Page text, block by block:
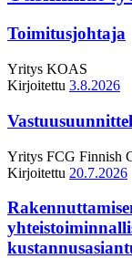
Toimitusjohtaja
Yritys KOAS
Kirjoitettu 3.8.2026
Yritys FCG Finnish
Kirjoitettu 20.7.2026